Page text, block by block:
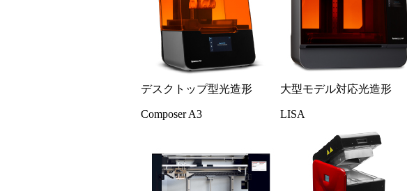
デスクトップ型光造形 大型モデル対応光造形
Composer A3
LISA